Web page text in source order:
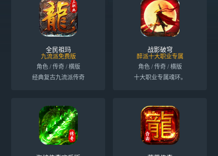
全民祖玛
九流派免费版
角色 / 传奇 / 横版
经典复古九流派传奇
战影破穹
醉派十大职业专属
角色 / 传奇 / 横版
十大职业专属魂环。